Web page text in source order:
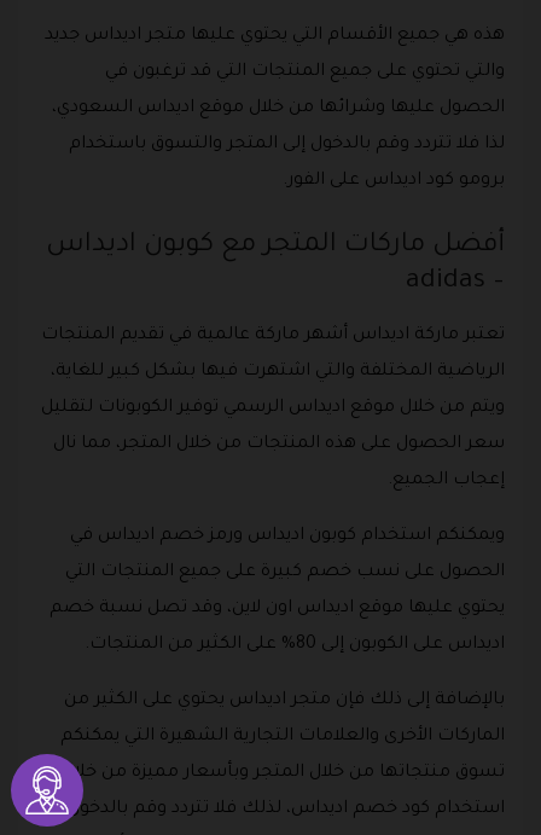
هذه هي جميع الأقسام التي يحتوي عليها متجر اديداس جديد
والتي تحتوي على جميع المنتجات التي قد ترغبون في
الحصول عليها وشرائها من خلال موقع اديداس السعودي،
لذا فلا تتردد وقم بالدخول إلى المتجر والتسوق باستخدام
برومو كود اديداس على الفور.
أفضل ماركات المتجر مع كوبون اديداس
– adidas
تعتبر ماركة اديداس أشهر ماركة عالمية في تقديم المنتجات
الرياضية المختلفة والتي اشتهرت فيها بشكل كبير للغاية،
ويتم من خلال موقع اديداس الرسمي توفير الكوبونات لتقليل
سعر الحصول على هذه المنتجات من خلال المتجر، مما نال
إعجاب الجميع.
ويمكنكم استخدام كوبون اديداس ورمز خصم اديداس في
الحصول على نسب خصم كبيرة على جميع المنتجات التي
يحتوي عليها موقع اديداس اون لاين، وقد تصل نسبة خصم
اديداس على الكوبون إلى 80% على الكثير من المنتجات.
بالإضافة إلى ذلك فإن متجر اديداس يحتوي على الكثير من
الماركات الأخرى والعلامات التجارية الشهيرة التي يمكنكم
تسوق منتجاتها من خلال المتجر وبأسعار مميزة من خلال
استخدام كود خصم اديداس، لذلك فلا تتردد وقم بالدخول إلى